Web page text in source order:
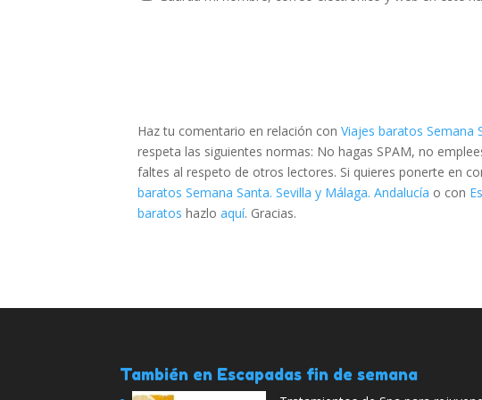
Haz tu comentario en relación conViajes baratos Semana
respeta las siguientes normas: No hagas SPAM, no
faltes al respeto de otros lectores. Si quieres ponerte en
baratos Semana Santa. Sevilla y Málaga. Andalucía o con
baratos hazloaquí. Gracias.
También en Escapadas fin de semana